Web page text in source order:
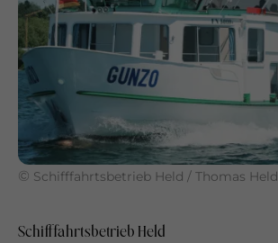
© Schifffahrtsbetrieb Held / Thomas Held
Schifffahrtsbetrieb Held